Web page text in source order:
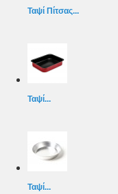
Ταψί Πίτσας...
Ταψί...
Ταψί...